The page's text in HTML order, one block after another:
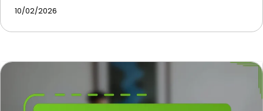
10/02/2026